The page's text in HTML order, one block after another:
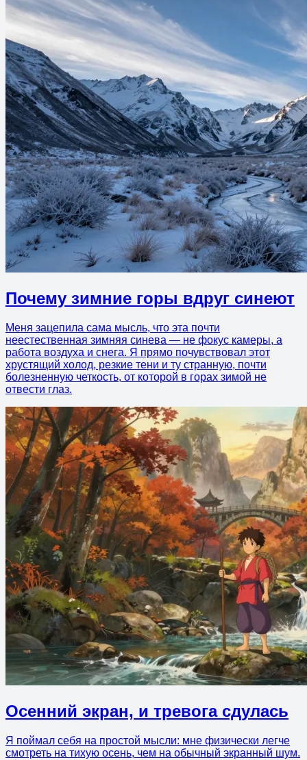
Почему зимние горы вдруг синеют
Меня зацепила сама мысль, что эта почти
неестественная зимняя синева — не фокус камеры, а
работа воздуха и снега. Я прямо почувствовал этот
хрустящий холод, резкие тени и ту странную, почти
болезненную четкость, от которой в горах зимой не
отвести глаз.
Осенний экран, и тревога сдулась
Я поймал себя на простой мысли: мне физически легче
смотреть на тихую осень, чем на обычный экранный шум.